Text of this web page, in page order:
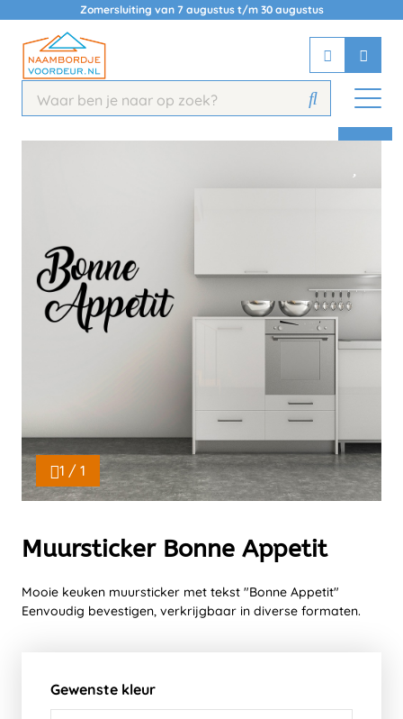
Zomersluiting van 7 augustus t/m 30 augustus
Chat 24/7 met onze chatbot voor
Contact
1 / 1
Muursticker Bonne Appetit
Mooie keuken muursticker met tekst "Bonne Appetit"
Eenvoudig bevestigen, verkrijgbaar in diverse formaten.
Gewenste kleur